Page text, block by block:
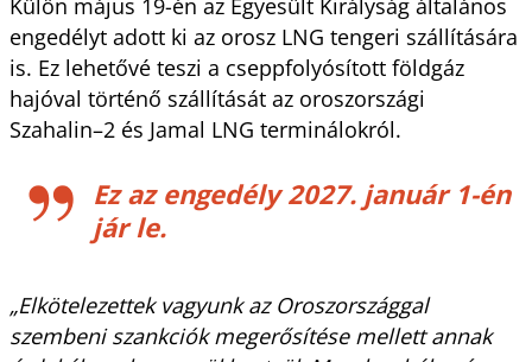
engedélyt adott ki az orosz LNG tengeri szállítására
is. Ez lehetővé teszi a cseppfolyósított földgáz
hajóval történő szállítását az oroszországi
Szahalin–2 és Jamal LNG terminálokról.
Ez az engedély 2027. január 1-én
jár le.
„Elkötelezettek vagyunk az Oroszországgal
szembeni szankciók megerősítése mellett annak